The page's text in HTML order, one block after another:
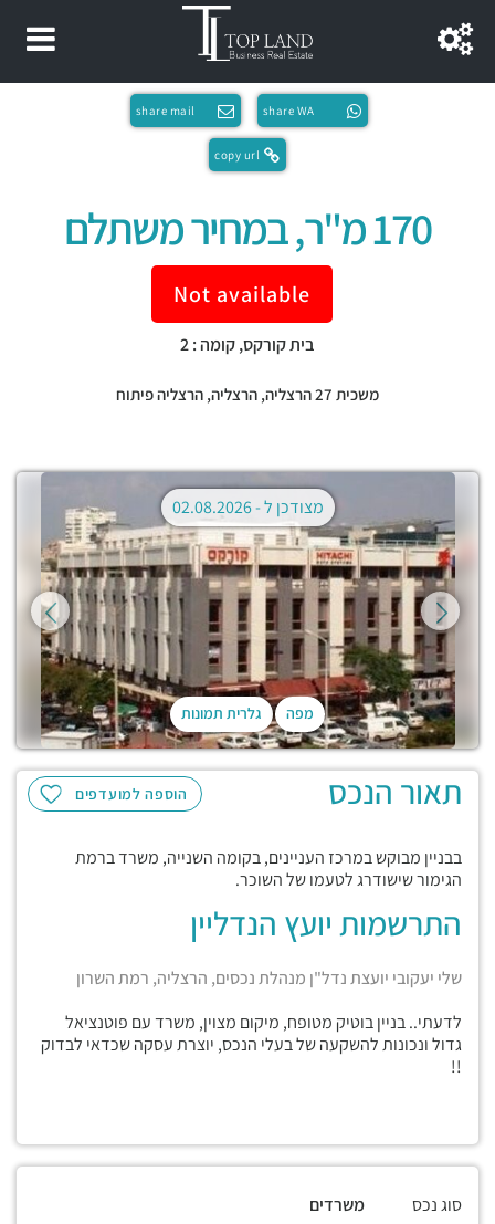
share WA
share mail
copy url
170 מ"ר, במחיר משתלם
Not available
בית קורקס, קומה : 2
משכית 27 הרצליה, הרצליה, הרצליה פיתוח
מפה גלרית תמונות
מצודכן ל -02.08.2026
הוספה למועדפים תאור הנכס
בבניין מבוקש במרכז העניינים, בקומה השנייה, משרד ברמת
הגימור שישודרג לטעמו של השוכר.
התרשמות יועץ הנדליין
שלי יעקובי יועצת נדל"ן מנהלת נכסים, הרצליה, רמת השרון
לדעתי.. בניין בוטיק מטופח, מיקום מצוין, משרד עם פוטנציאל
גדול ונכונות להשקעה של בעלי הנכס, יוצרת עסקה שכדאי לבדוק
!!
סוג נכס
משרדים